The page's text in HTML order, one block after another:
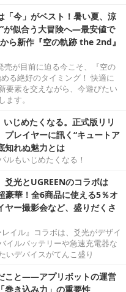
「今」がベスト！暑い夏、涼
が似合う大冒険へ―最安値で
ら新作『空の軌跡 the 2nd』
売が目前に迫る今こそ、『空の
る絶好のタイミング！ 快適に
要素を交えながら、今遊びたい
す。
じめたくなる。正式版リリ
プレイヤーに訊く“キュートア
知れぬ魅力とは
ルもいじめたくなる！
爻光とUGREENのコラボは
豪華！全6商品に使える5％オ
ヤー撮影会など、盛りだくさ
イル』コラボは、爻光がデザイ
イルバッテリーや急速充電器な
いデバイスがてんこ盛り
こと――アプリボットの運営
巻き込み力」の重要性